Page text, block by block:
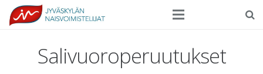
Harrasteliikunta
Salivuoroperuutukset